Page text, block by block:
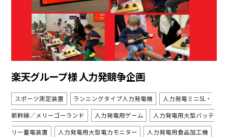
楽天グループ様 人力発競争企画
スポーツ測定装置 ランニングタイプ人力発電機 人力発電ミニSL・
新幹線／メリーゴーランド 人力発電用ゲーム 人力発電用大型バッテ
リー蓄電装置 人力発電用大型電力モニター 人力発電用食品加工機